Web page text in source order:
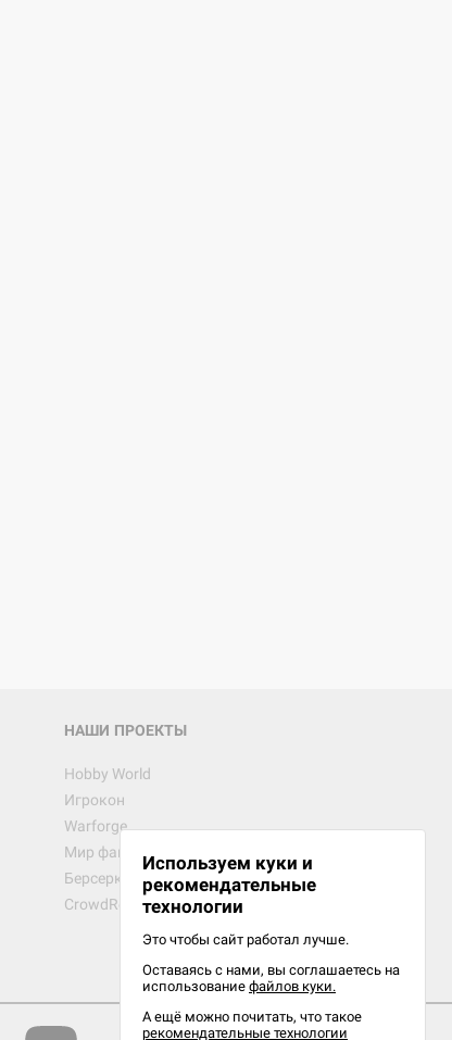
НАШИ ПРОЕКТЫ
Hobby World
Игрокон
Warforge
Мир фантастики
Берсерк
CrowdRepublic
Используем куки и
рекомендательные
технологии
Это чтобы сайт работал лучше.
Оставаясь с нами, вы соглашаетесь на
использование файлов куки.
А ещё можно почитать, что такое
рекомендательные технологии